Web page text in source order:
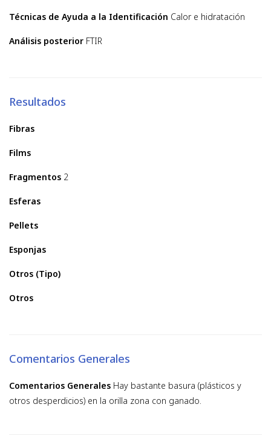
Técnicas de Ayuda a la Identificación Calor e hidratación
Análisis posterior FTIR
Resultados
Fibras
Films
Fragmentos 2
Esferas
Pellets
Esponjas
Otros (Tipo)
Otros
Comentarios Generales
Comentarios Generales Hay bastante basura (plásticos y
otros desperdicios) en la orilla zona con ganado.